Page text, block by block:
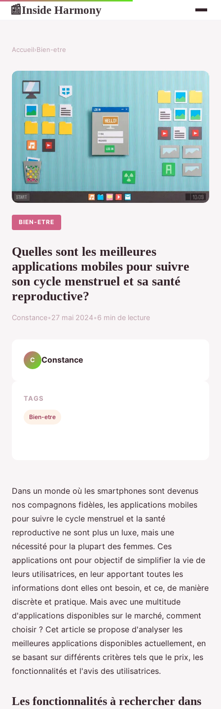
📰Inside Harmony
Accueil›Bien-etre
BIEN-ETRE
Quelles sont les meilleures
applications mobiles pour suivre
son cycle menstruel et sa santé
reproductive?
Constance•27 mai 2024•6 min de lecture
Dans un monde où les smartphones sont devenus
nos compagnons fidèles, les applications mobiles
pour suivre le cycle menstruel et la santé
reproductive ne sont plus un luxe, mais une
nécessité pour la plupart des femmes. Ces
applications ont pour objectif de simplifier la vie de
leurs utilisatrices, en leur apportant toutes les
informations dont elles ont besoin, et ce, de manière
discrète et pratique. Mais avec une multitude
d'applications disponibles sur le marché, comment
choisir ? Cet article se propose d'analyser les
meilleures applications disponibles actuellement, en
se basant sur différents critères tels que le prix, les
fonctionnalités et l'avis des utilisatrices.
Les fonctionnalités à rechercher dans
C Constance
TAGS
Bien-etre